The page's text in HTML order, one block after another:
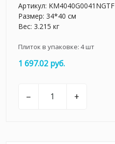
Артикул: KM4040G0041NGTF
Размер: 34*40 см
Вес: 3.215 кг
Плиток в упаковке: 4шт
1 697.02 руб.
– +